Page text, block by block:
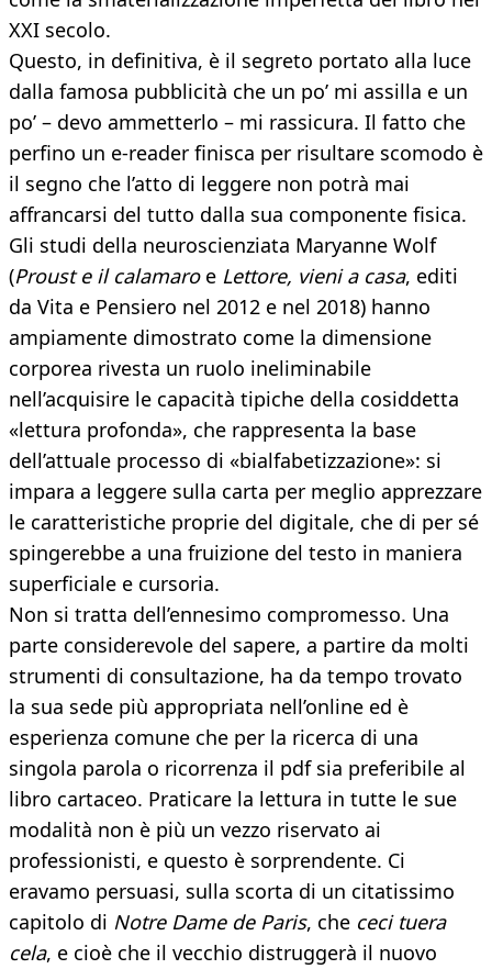
XXI secolo.
Questo, in definitiva, è il segreto portato alla luce
dalla famosa pubblicità che un po’ mi assilla e un
po’ – devo ammetterlo – mi rassicura. Il fatto che
perfino un e-reader finisca per risultare scomodo è
il segno che l’atto di leggere non potrà mai
affrancarsi del tutto dalla sua componente fisica.
Gli studi della neuroscienziata Maryanne Wolf
(Proust e il calamaroe Lettore, vieni a casa, editi
da Vita e Pensiero nel 2012 e nel 2018) hanno
ampiamente dimostrato come la dimensione
corporea rivesta un ruolo ineliminabile
nell’acquisire le capacità tipiche della cosiddetta
«lettura profonda», che rappresenta la base
dell’attuale processo di «bialfabetizzazione»: si
impara a leggere sulla carta per meglio apprezzare
le caratteristiche proprie del digitale, che di per sé
spingerebbe a una fruizione del testo in maniera
superficiale e cursoria.
Non si tratta dell’ennesimo compromesso. Una
parte considerevole del sapere, a partire da molti
strumenti di consultazione, ha da tempo trovato
la sua sede più appropriata nell’online ed è
esperienza comune che per la ricerca di una
singola parola o ricorrenza il pdf sia preferibile al
libro cartaceo. Praticare la lettura in tutte le sue
modalità non è più un vezzo riservato ai
professionisti, e questo è sorprendente. Ci
eravamo persuasi, sulla scorta di un citatissimo
capitolo di Notre Dame de Paris, che ceci tuera
cela, e cioè che il vecchio distruggerà il nuovo